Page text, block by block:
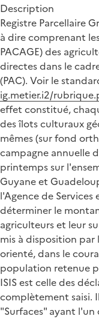
Description
Registre Parcellaire
à dire comprenant
PACAGE) des
directes dans le
(PAC). Voir le
ig.metier.i2/
effet constitué,
des îlots culturaux
mêmes (sur fond
campagne annuelle
printemps sur
Guyane et
l'Agence de Services
déterminer le
agriculteurs et leur
mis à disposition par
orienté, dans le
population retenue
ISIS est celle des
complètement saisi.
"Surfaces" ayant l'un